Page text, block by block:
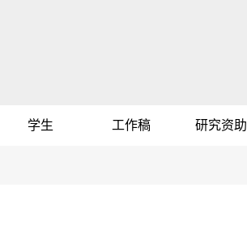
学生 工作稿 研究资助